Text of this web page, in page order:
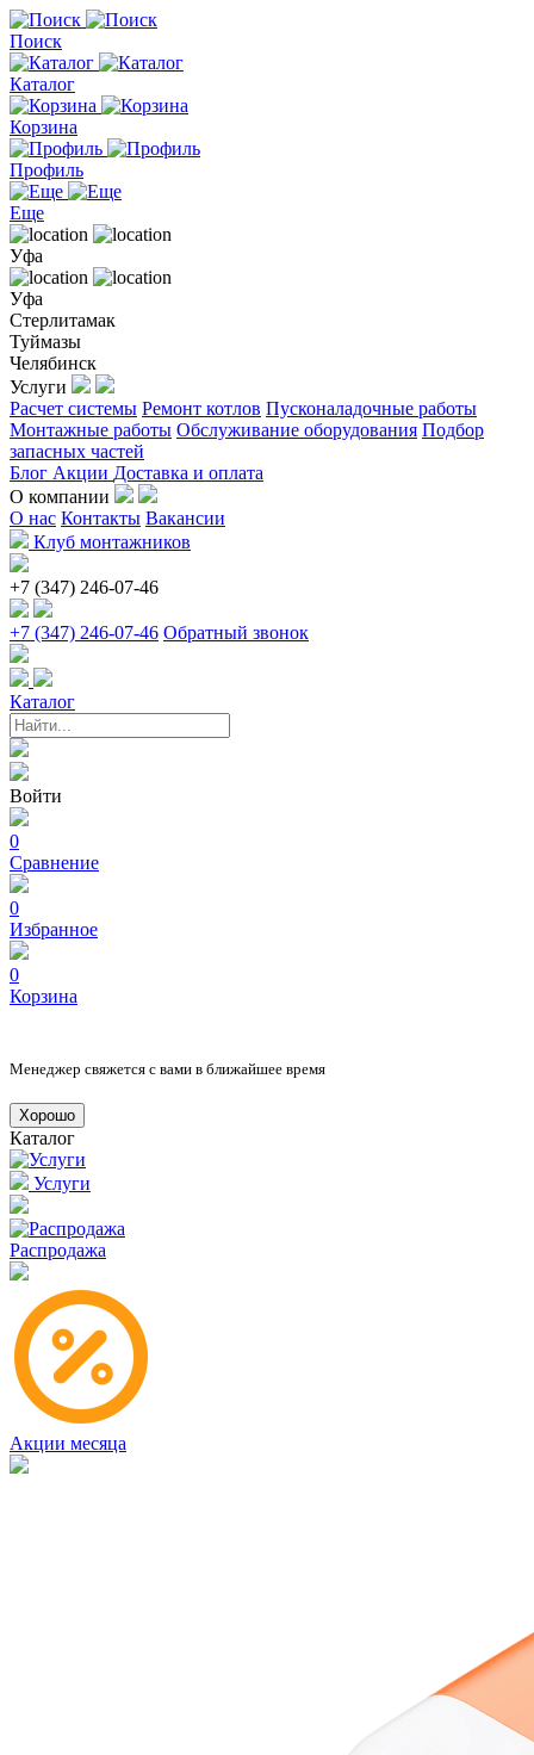
Поиск
Каталог
Корзина
Профиль
Еще
Уфа
Уфа
Стерлитамак
Туймазы
Челябинск
Услуги
Расчет системы Ремонт котлов Пусконаладочные работы
Монтажные работы Обслуживание оборудования Подбор
запасных частей
Блог Акции Доставка и оплата
О компании
О нас Контакты Вакансии
Клуб монтажников
+7 (347) 246-07-46
+7 (347) 246-07-46 Обратный звонок
Каталог
Войти
0
Сравнение
0
Избранное
0
Корзина
Менеджер свяжется с вами в ближайшее время
Хорошо
Каталог
Услуги
Распродажа
Акции месяца